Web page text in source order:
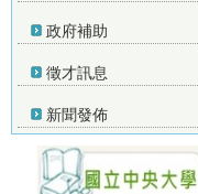
政府補助
徵才訊息
新聞發佈